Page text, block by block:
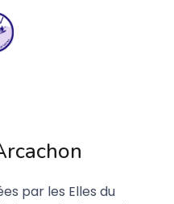
par les Elles du